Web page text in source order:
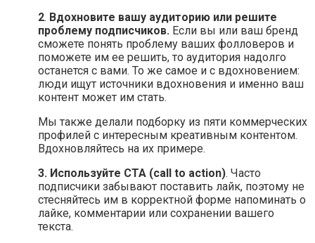
2. Вдохновите вашу аудиторию или решите
проблему подписчиков. Если вы или ваш бренд
сможете понять проблему ваших фолловеров и
поможете им ее решить, то аудитория надолго
останется с вами. То же самое и с вдохновением:
люди ищут источники вдохновения и именно ваш
контент может им стать.
Мы также делали подборку из пяти коммерческих
профилей с интересным креативным контентом.
Вдохновляйтесь на их примере.
3. Используйте CTA (call to action). Часто
подписчики забывают поставить лайк, поэтому не
стесняйтесь им в корректной форме напоминать о
лайке, комментарии или сохранении вашего
текста.